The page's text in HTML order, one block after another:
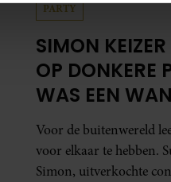
en advertenties te
Ook delen we informatie
Deze partners kunnen
op basis van uw
PARTY
SIMON
OP DONKERE
WAS EEN
HOOFD’
Voor de buitenwereld
voor elkaar te hebben.
Simon, uitverkochte